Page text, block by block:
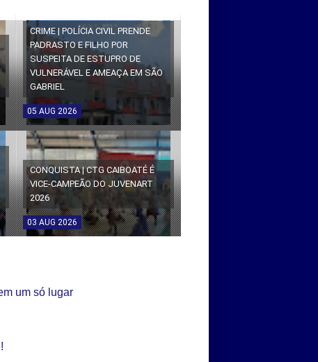
CRIME | POLÍCIA CIVIL PRENDE
PADRASTO E FILHO POR
SUSPEITA DE ESTUPRO DE
VULNERÁVEL E AMEAÇA EM SÃO
GABRIEL
05 AUG 2026
CONQUISTA | CTG CAIBOATÉ É
VICE-CAMPEÃO DO JUVENART
2026
03 AUG 2026